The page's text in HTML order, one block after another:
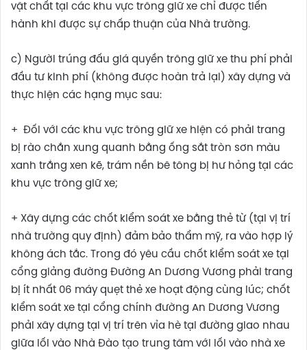
vật chất tại các khu vực trông giữ xe chỉ được tiến
hành khi được sự chấp thuận của Nhà trường.
c) Người trúng đấu giá quyền trông giữ xe thu phí phải
đầu tư kinh phí (không được hoàn trả lại) xây dựng và
thực hiện các hạng mục sau:
+ Đối với các khu vực trông giữ xe hiện có phải trang
bị rào chắn xung quanh bằng ống sắt tròn sơn màu
xanh trắng xen kẽ, trám nền bê tông bị hư hỏng tại các
khu vực trông giữ xe;
+ Xây dựng các chốt kiểm soát xe bằng thẻ từ (tại vị trí
nhà trường quy định) đảm bảo thẩm mỹ, ra vào hợp lý
không ách tắc. Trong đó yêu cầu chốt kiểm soát xe tại
cổng giảng đường Đường An Dương Vương phải trang
bị ít nhất 06 máy quẹt thẻ xe hoạt động cùng lúc; chốt
kiểm soát xe tại cổng chính đường An Dương Vương
phải xây dựng tại vị trí trên vỉa hè tại đường giao nhau
giữa lối vào Nhà Đào tạo trung tâm với lối vào nhà xe